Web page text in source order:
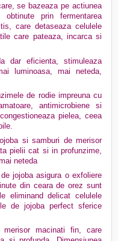
se bazeaza pe actiunea
prin fermentarea
care detaseaza celulele
care pateaza, incarca si
dar eficienta, stimuleaza
luminoasa, mai neteda,
de rodie impreuna cu
antimicrobiene si
pielea, ceea
si samburi de merisor
pielii cat si in profunzime,
neteda
jojoba asigura o exfoliere
din ceara de orez sunt
eliminand delicat celulele
de jojoba perfect sferice
macinati fin, care